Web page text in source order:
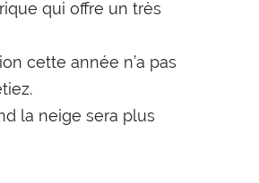
qui offre un très
cette année n’a pas
la neige sera plus